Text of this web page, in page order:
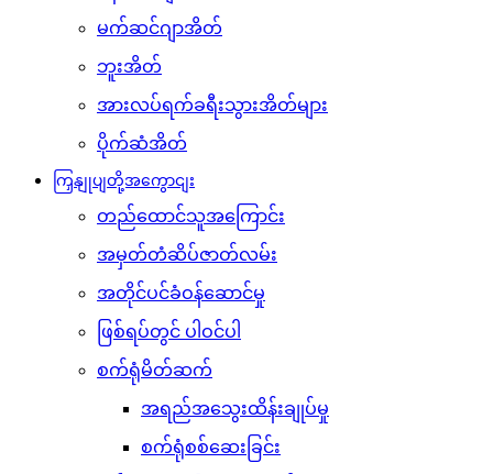
မက်ဆင်ဂျာအိတ်
ဘူးအိတ်
အားလပ်ရက်ခရီးသွားအိတ်များ
ပိုက်ဆံအိတ်
ကြှနျုပျတို့အကွောငျး
တည်ထောင်သူအကြောင်း
အမှတ်တံဆိပ်ဇာတ်လမ်း
အတိုင်ပင်ခံဝန်ဆောင်မှု
ဖြစ်ရပ်တွင် ပါဝင်ပါ
စက်ရုံမိတ်ဆက်
အရည်အသွေးထိန်းချုပ်မှု
စက်ရုံစစ်ဆေးခြင်း